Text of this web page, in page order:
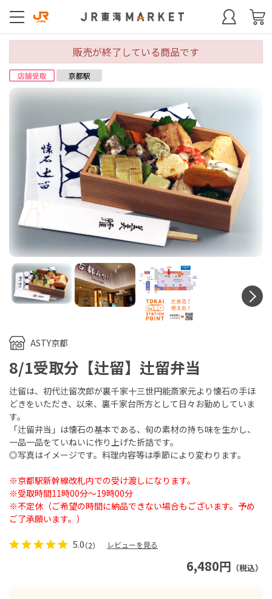
ASTY京都
8/1受取分【辻留】辻留弁当
6,480円 （税込）
辻留は、初代辻留次郎が裏千家十三世円能斎家元より懐石の手ほ
どきをいただき、以来、裏千家台所方として日々お勤めしていま
す。
「辻留弁当」は懐石の基本である、旬の素材の持ち味を生かし、
一品一品をていねいに作り上げた折詰です。
◎写真はイメージです。料理内容等は季節により変わります。
※京都駅新幹線改札内での受け渡しになります。
※受取時間11時00分～19時00分
※不定休（ご希望の時間に納品できない場合もございます。予め
ご了承願います。）
5.0（2） レビューを見る
販売が終了している商品です